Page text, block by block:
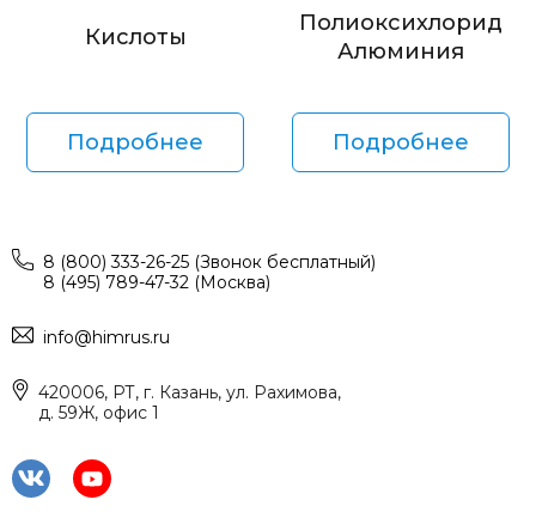
Кислоты
Подробнее
Полиоксихлорид
Алюминия
Подробнее
8 (800) 333-26-25 (Звонок бесплатный)
8 (495) 789-47-32 (Москва)
info@himrus.ru
420006, РТ, г. Казань, ул. Рахимова,
д. 59Ж, офис 1